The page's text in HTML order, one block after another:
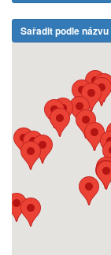
Sařadit podle názvu